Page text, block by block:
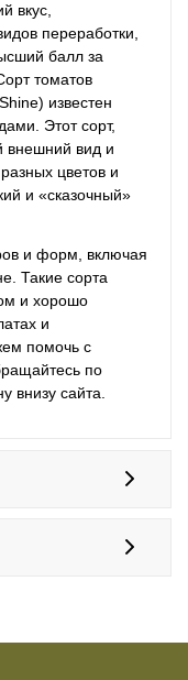
вкус,
переработки,
балл за
томатов
известен
Этот сорт,
внешний вид и
цветов и
и «сказочный»
и форм, включая
Такие сорта
и хорошо
и
помочь с
по
внизу сайта.